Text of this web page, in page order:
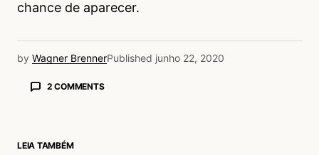
chance de aparecer.
by Wagner BrennerPublished junho 22, 2020
2 COMMENTS
Acabei fazendo minha releitura do comercial
LEIA TAMBÉM